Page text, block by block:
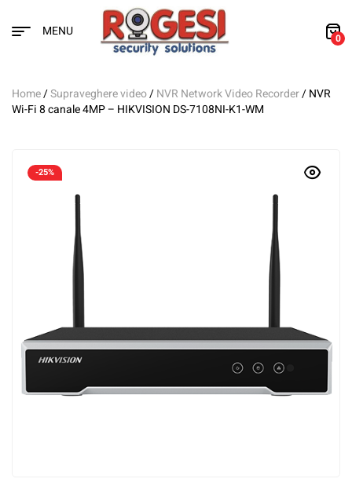
MENU 0
Home/Supraveghere video/NVR Network Video Recorder/ NVR
Wi-Fi 8 canale 4MP – HIKVISION DS-7108NI-K1-WM
-25%